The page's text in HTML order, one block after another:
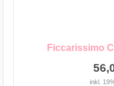
Ficcarissimo
inkl.